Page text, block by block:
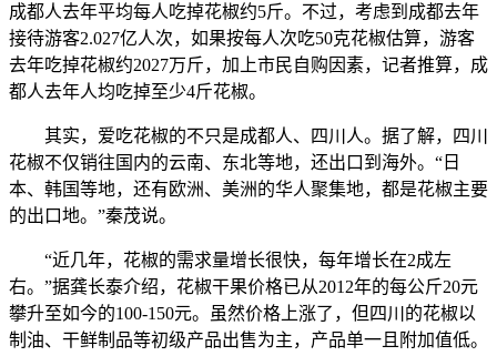
成都人去年平均每人吃掉花椒约5斤。不过，考虑到成都去年
接待游客2.027亿人次，如果按每人次吃50克花椒估算，游客
去年吃掉花椒约2027万斤，加上市民自购因素，记者推算，成
都人去年人均吃掉至少4斤花椒。
其实，爱吃花椒的不只是成都人、四川人。据了解，四川
花椒不仅销往国内的云南、东北等地，还出口到海外。“日
本、韩国等地，还有欧洲、美洲的华人聚集地，都是花椒主要
的出口地。”秦茂说。
“近几年，花椒的需求量增长很快，每年增长在2成左
右。”据龚长泰介绍，花椒干果价格已从2012年的每公斤20元
攀升至如今的100-150元。虽然价格上涨了，但四川的花椒以
制油、干鲜制品等初级产品出售为主，产品单一且附加值低。